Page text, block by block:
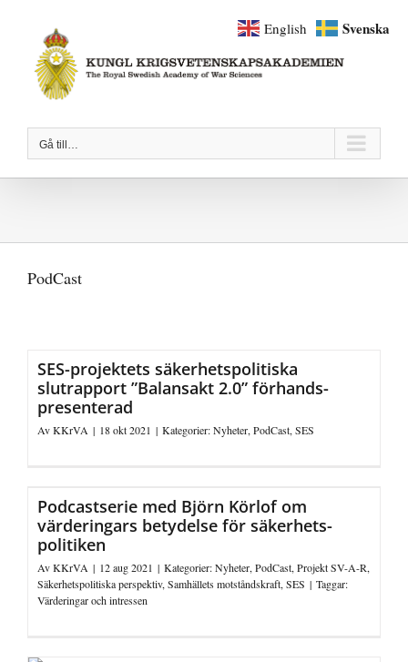
innehållet
Gå till…
PodCast
SES-projektets säkerhets­politiska
slutrapport ”Balansakt 2.0” förhands­
presenterad
AvKKrVA | 18 okt 2021 | Kategorier:Nyheter,PodCast,SES
Podcastserie med Björn Körlof om
värderingars betydelse för säkerhets­
politiken
AvKKrVA | 12 aug 2021 | Kategorier:Nyheter,PodCast,Projekt SV-A-R,
Säkerhetspolitiska perspektiv,Samhällets motståndskraft,SES | Taggar:
Värderingar och intressen
English Svenska